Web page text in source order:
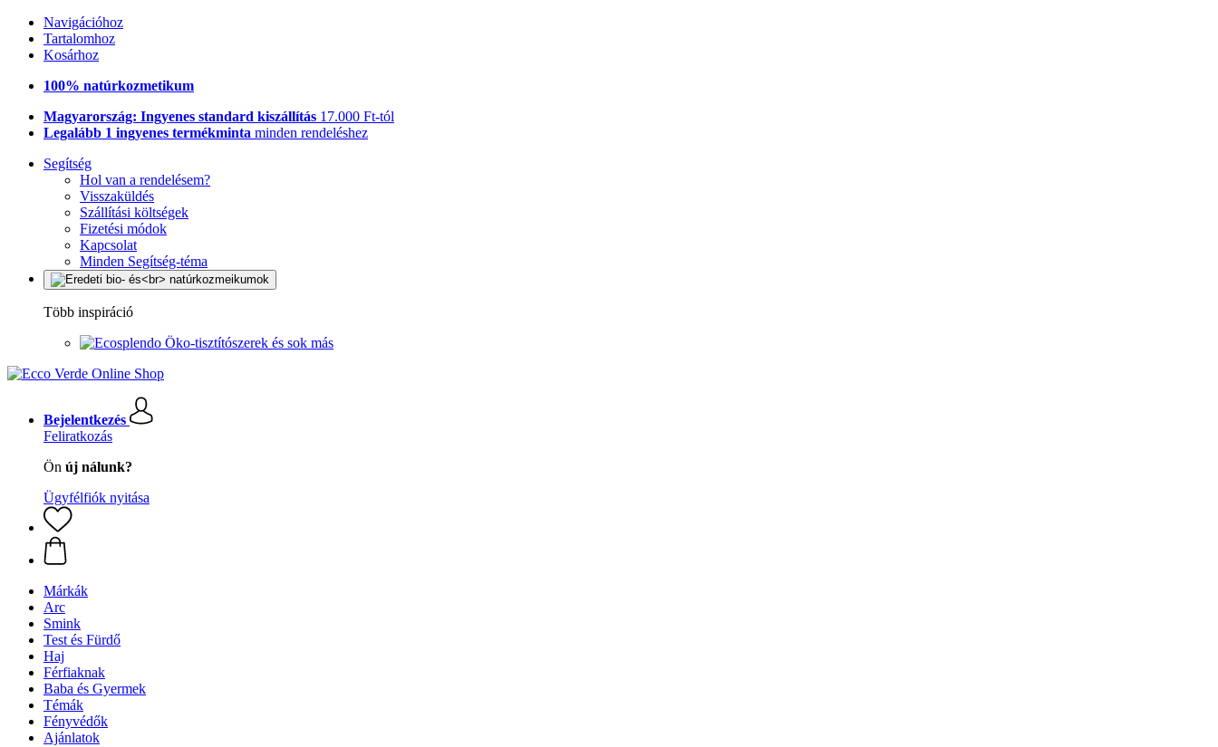
Navigációhoz
Tartalomhoz
Kosárhoz
100% natúrkozmetikum
Magyarország: Ingyenes standard kiszállítás 17.000 Ft-tól
Legalább 1 ingyenes termékminta minden rendeléshez
Segítség
Hol van a rendelésem?
Visszaküldés
Szállítási költségek
Fizetési módok
Kapcsolat
Minden Segítség-téma
Több inspiráció
Öko-tisztítószerek és sok más
Bejelentkezés
Feliratkozás
Ön új nálunk?
Ügyfélfiók nyitása
Márkák
Arc
Smink
Test és Fürdő
Haj
Férfiaknak
Baba és Gyermek
Témák
Fényvédők
Ajánlatok